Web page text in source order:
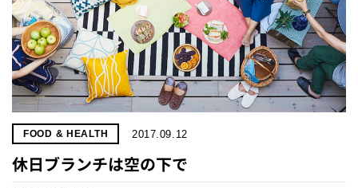
FOOD & HEALTH 2017.09.12
休日ブランチは空の下で